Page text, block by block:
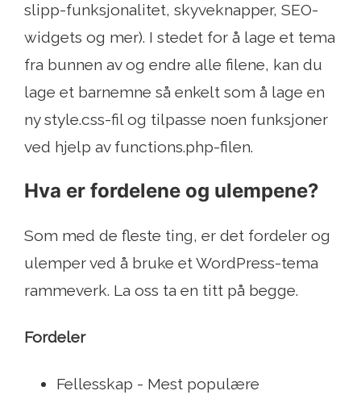
slipp-funksjonalitet, skyveknapper, SEO-
widgets og mer). I stedet for å lage et tema
fra bunnen av og endre alle filene, kan du
lage et barnemne så enkelt som å lage en
ny style.css-fil og tilpasse noen funksjoner
ved hjelp av functions.php-filen.
Hva er fordelene og ulempene?
Som med de fleste ting, er det fordeler og
ulemper ved å bruke et WordPress-tema
rammeverk. La oss ta en titt på begge.
Fordeler
Fellesskap - Mest populære